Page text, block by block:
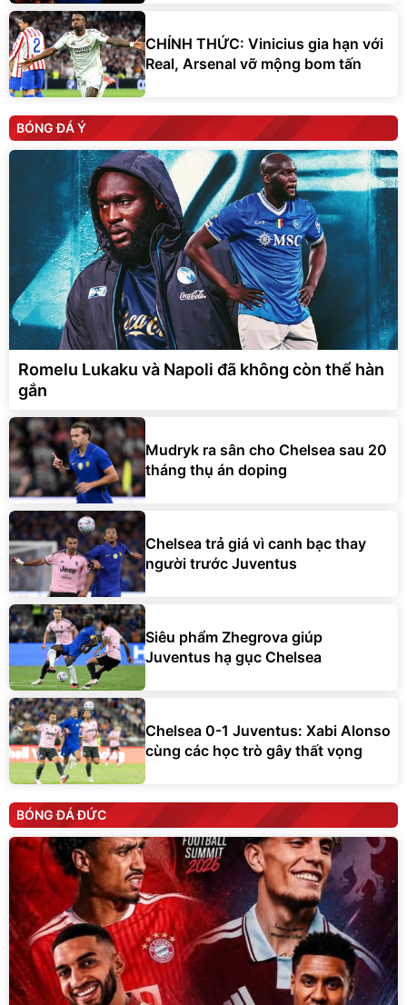
CHÍNH THỨC: Vinicius gia hạn với
Real, Arsenal vỡ mộng bom tấn
BÓNG ĐÁ Ý
Romelu Lukaku và Napoli đã không còn thể hàn
gắn
Mudryk ra sân cho Chelsea sau 20
tháng thụ án doping
Chelsea trả giá vì canh bạc thay
người trước Juventus
Siêu phẩm Zhegrova giúp
Juventus hạ gục Chelsea
Chelsea 0-1 Juventus: Xabi Alonso
cùng các học trò gây thất vọng
BÓNG ĐÁ ĐỨC